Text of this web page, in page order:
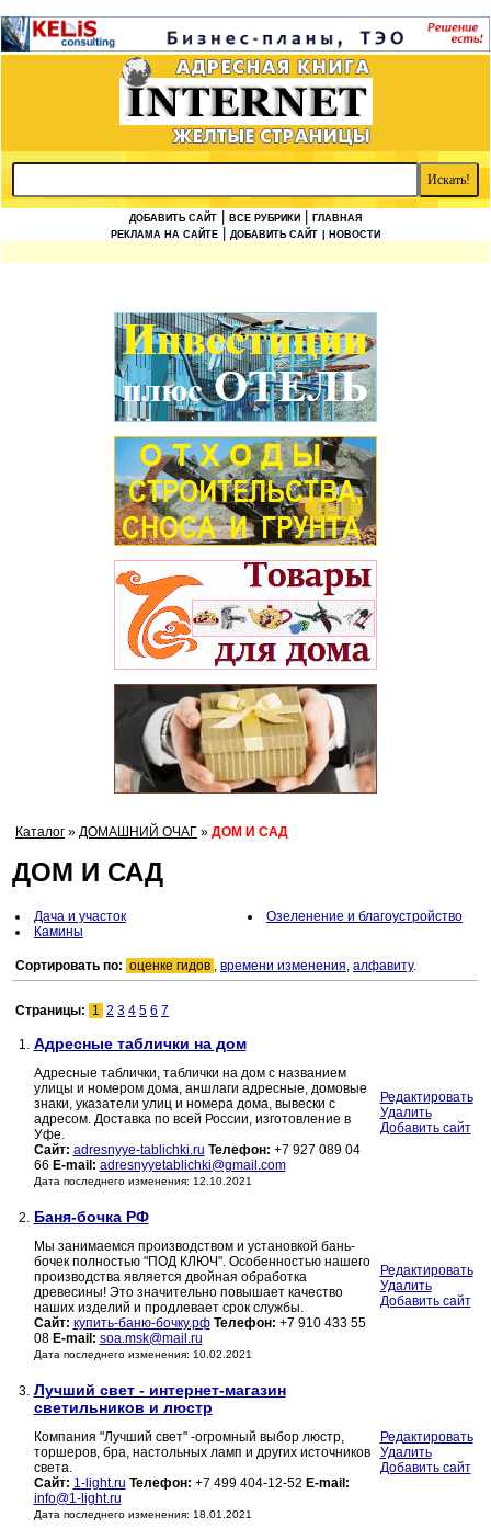
ДОБАВИТЬ САЙТ ВСЕ РУБРИКИ
ГЛАВНАЯ
РЕКЛАМА НА САЙТЕ
ДОБАВИТЬ САЙТ | НОВОСТИ
Каталог » ДОМАШНИЙ ОЧАГ » ДОМ И САД
ДОМ И САД
Дача и участок
Камины
Озеленение и благоустройство
Сортировать по: оценке гидов , времени изменения, алфавиту.
Страницы: 1 2 3 4 5 6 7
1. Адресные таблички на дом
Адресные таблички, таблички на дом с названием
улицы и номером дома, аншлаги адресные, домовые
знаки, указатели улиц и номера дома, вывески с
адресом. Доставка по всей России, изготовление в
Уфе.
Сайт: adresnyye-tablichki.ru Телефон: +7 927 089 04
66 E-mail: adresnyyetablichki@gmail.com
Дата последнего изменения: 12.10.2021
Редактировать
Удалить
Добавить сайт
2. Баня-бочка РФ
Мы занимаемся производством и установкой бань-
бочек полностью "ПОД КЛЮЧ". Особенностью нашего
производства является двойная обработка
древесины! Это значительно повышает качество
наших изделий и продлевает срок службы.
Сайт: купить-баню-бочку.рф Телефон: +7 910 433 55
08 E-mail: soa.msk@mail.ru
Дата последнего изменения: 10.02.2021
Редактировать
Удалить
Добавить сайт
3. Лучший свет - интернет-магазин
светильников и люстр
Компания "Лучший свет" -огромный выбор люстр,
торшеров, бра, настольных ламп и других источников
света.
Сайт: 1-light.ru Телефон: +7 499 404-12-52 E-mail:
info@1-light.ru
Дата последнего изменения: 18.01.2021
Редактировать
Удалить
Добавить сайт